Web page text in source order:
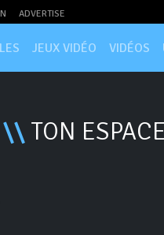
ADVERTISE
JEUX VIDÉO VIDÉOS
\\ TON